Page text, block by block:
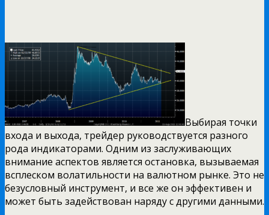
Выбирая точки
входа и выхода, трейдер руководствуется разного
рода индикаторами. Одним из заслуживающих
внимание аспектов является остановка, вызываемая
всплеском волатильности на валютном рынке. Это не
безусловный инструмент, и все же он эффективен и
может быть задействован наряду с другими данными.